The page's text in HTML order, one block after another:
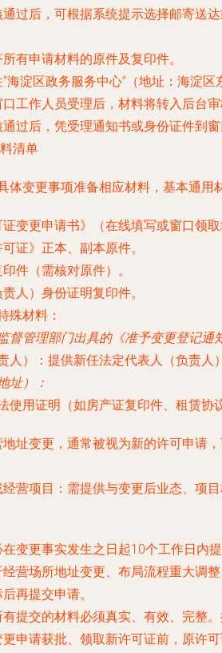
通过后，可根据系统提示选择邮寄送
所有申请材料的原件及复印件。
“海淀区政务服务中心”（地址：海淀
口工作人员受理后，材料将转入后台
通过后，凭受理通知书或身份证件到
清单
体变更事项准备相应材料，基本通用
证变更申请书》（在线填写或窗口领取
证》正本、副本原件。
件（需核对原件）。
人）身份证明复印件。
殊材料 ：
督管理部门出具的《准予变更登记通
人）
：提供新任法定代表人（负责人
址）
：
使用证明（如房产证复印件、租赁协
地址变更，通常被视为新的许可申请
营项目 ：需提供与变更后业态、项
在变更事实发生之日起10个工作日内
经营场所地址变更、布局流程重大调
再提交申请。
有提交的材料必须真实、有效、完整
更申请获批、领取新许可证前，原许